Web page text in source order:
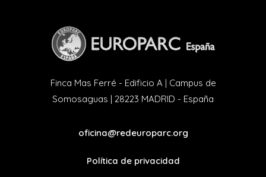
Finca Mas Ferré - Edificio A | Campus de
Somosaguas | 28223 MADRID - España
oficina@redeuroparc.org
Política de privacidad